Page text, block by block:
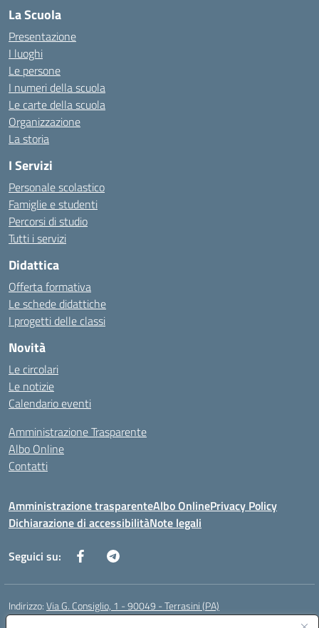
La Scuola
Presentazione
I luoghi
Le persone
I numeri della scuola
Le carte della scuola
Organizzazione
La storia
I Servizi
Personale scolastico
Famiglie e studenti
Percorsi di studio
Tutti i servizi
Didattica
Offerta formativa
Le schede didattiche
I progetti delle classi
Novità
Le circolari
Le notizie
Calendario eventi
Amministrazione Trasparente
Albo Online
Contatti
Amministrazione trasparenteAlbo OnlinePrivacy Policy
Dichiarazione di accessibilitàNote legali
Seguici su:
Indirizzo:Via G. Consiglio, 1 - 90049 - Terrasini (PA)
Centralino: